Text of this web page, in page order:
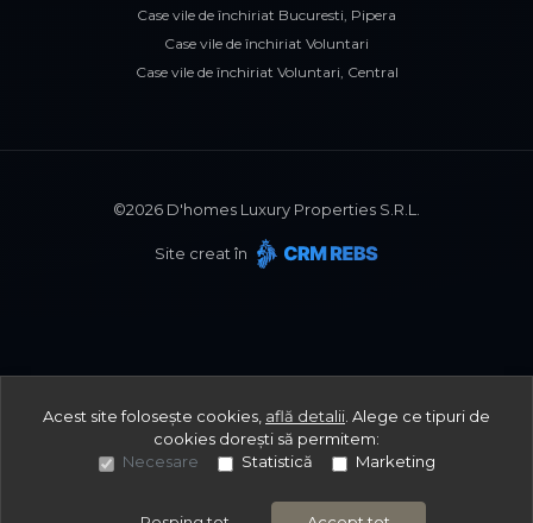
Case vile de închiriat Bucuresti, Pipera
Case vile de închiriat Voluntari
Case vile de închiriat Voluntari, Central
©2026 D'homes Luxury Properties S.R.L.
Site creat în
Acest site folosește cookies, află detalii Alege ce tipuri de
cookies dorești să permitem:
Necesare
Statistică Marketing